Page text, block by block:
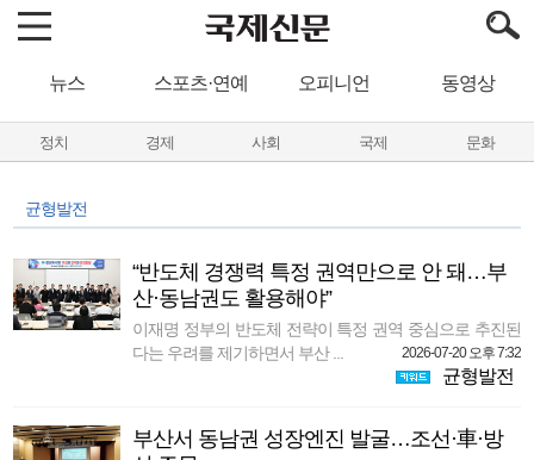
뉴스 스포츠·연예 오피니언 동영상
정치 경제 사회 국제 문화
균형발전
“반도체 경쟁력 특정 권역만으로 안 돼…부
산·동남권도 활용해야”
이재명 정부의 반도체 전략이 특정 권역 중심으로 추진된
다는 우려를 제기하면서 부산 ...
2026-07-20 오후 7:32
균형발전
부산서 동남권 성장엔진 발굴…조선·車·방